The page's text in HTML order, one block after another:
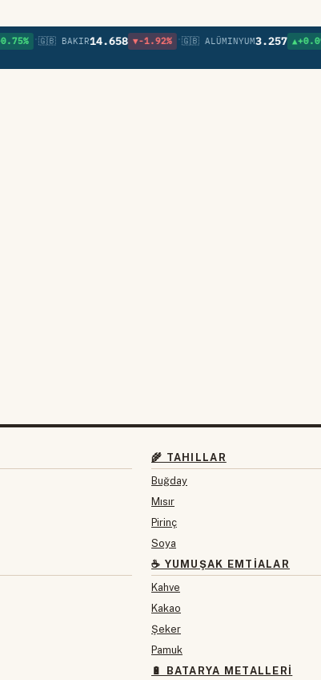
•🇬🇧 BAKIR14.658 ▼-1.92% •🇬🇧 ALÜMINYUM3.257 ▲+0.09% •
🌾 TAHILLAR
Buğday
Mısır
Pirinç
Soya
☕ YUMUŞAK EMTIALAR
Kahve
Kakao
Şeker
Pamuk
🔋 BATARYA METALLERI